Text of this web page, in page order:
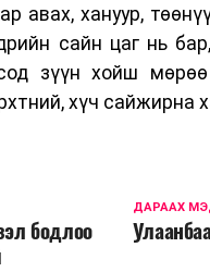
авах, хануур,
сайн цаг нь
зүүн хойш
хүч сайжирна
ДАРААХ
бодлоо